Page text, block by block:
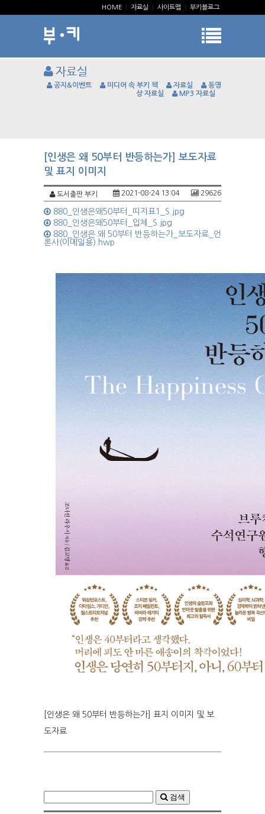
HOME 자료실 사이트맵 부키블로그
자료실
공지&이벤트 미디어 속 부키 책 자료실
동영
상 자료실
MP3 자료실
[인생은 왜 50부터 반등하는가] 보도자료
및 표지 이미지
도서출판 부키 29626
2021-08-24 13:04
880_인생은왜50부터_띠지표1_S.jpg
880_인생은왜50부터_입체_S.jpg
880_인생은 왜 50부터 반등하는가_보도자료_언
론사(이메일용).hwp
[인생은 왜 50부터 반등하는가] 표지 이미지 및 보
도자료
검색